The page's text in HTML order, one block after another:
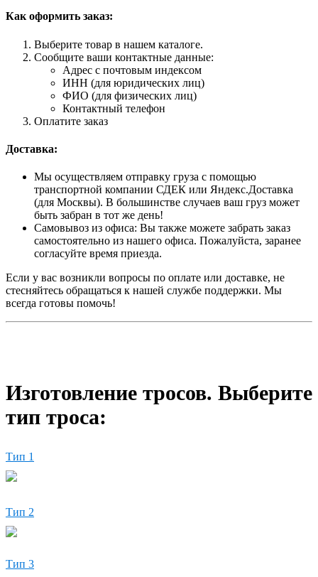
Как оформить заказ:
Выберите товар в нашем каталоге.
Сообщите ваши контактные данные:
Адрес с почтовым индексом
ИНН (для юридических лиц)
ФИО (для физических лиц)
Контактный телефон
Оплатите заказ
Доставка:
Мы осуществляем отправку груза с помощью
транспортной компании СДЕК или Яндекс.Доставка
(для Москвы). В большинстве случаев ваш груз может
быть забран в тот же день!
Самовывоз из офиса: Вы также можете забрать заказ
самостоятельно из нашего офиса. Пожалуйста, заранее
согласуйте время приезда.
Если у вас возникли вопросы по оплате или доставке, не
стесняйтесь обращаться к нашей службе поддержки. Мы
всегда готовы помочь!
Изготовление тросов. Выберите
тип троса:
Тип 1
Тип 2
Тип 3